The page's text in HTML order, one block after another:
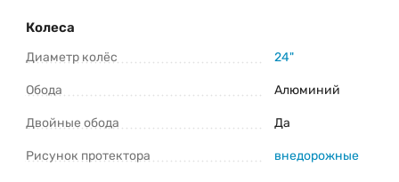
Колеса
Диаметр колёс 24"
Обода Алюминий
Двойные обода Да
Рисунок протектора внедорожные